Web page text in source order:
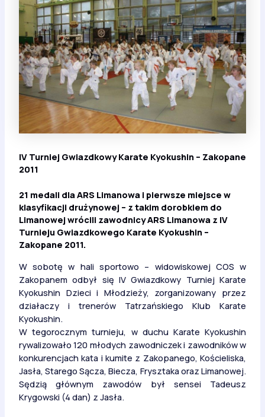
IV Turniej Gwiazdkowy Karate Kyokushin – Zakopane
2011
21 medali dla ARS Limanowa i pierwsze miejsce w
klasyfikacji drużynowej – z takim dorobkiem do
Limanowej wrócili zawodnicy ARS Limanowa z IV
Turnieju Gwiazdkowego Karate Kyokushin –
Zakopane 2011.
W sobotę w hali sportowo – widowiskowej COS w
Zakopanem odbył się IV Gwiazdkowy Turniej Karate
Kyokushin Dzieci i Młodzieży, zorganizowany przez
działaczy i trenerów Tatrzańskiego Klub Karate
Kyokushin.
W tegorocznym turnieju, w duchu Karate Kyokushin
rywalizowało 120 młodych zawodniczek i zawodników w
konkurencjach kata i kumite z Zakopanego, Kościeliska,
Jasła, Starego Sącza, Biecza, Frysztaka oraz Limanowej.
Sędzią głównym zawodów był sensei Tadeusz
Krygowski (4 dan) z Jasła.